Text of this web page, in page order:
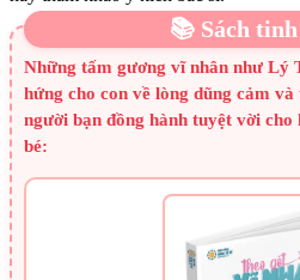
📚 Sách tinh
Những tấm gương vĩ nhân như Lý
hứng cho con về lòng dũng cảm
người bạn đồng hành tuyệt vời
bé: